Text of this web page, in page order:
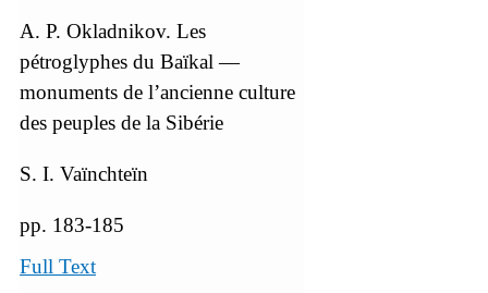
A. P. Okladnikov. Les
pétroglyphes du Baïkal —
monuments de l’ancienne culture
des peuples de la Sibérie
S. I. Vaïnchteïn
pp. 183-185
Full Text